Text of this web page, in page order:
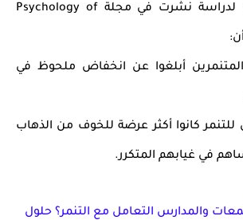
على التعليم. وفقًا لدراسة نشرت في مجلة Psychology of
المتنمرين أبلغوا عن انخفاض ملحوظ في
كانوا أكثر عرضة للخوف من الذهاب
في غيابهم المتكرر.
والمدارس التعامل مع التنمر؟ حلول